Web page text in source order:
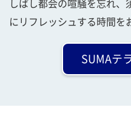
しばし都会の喧騒を忘れ
にリフレッシュする時間を
SUMAテ